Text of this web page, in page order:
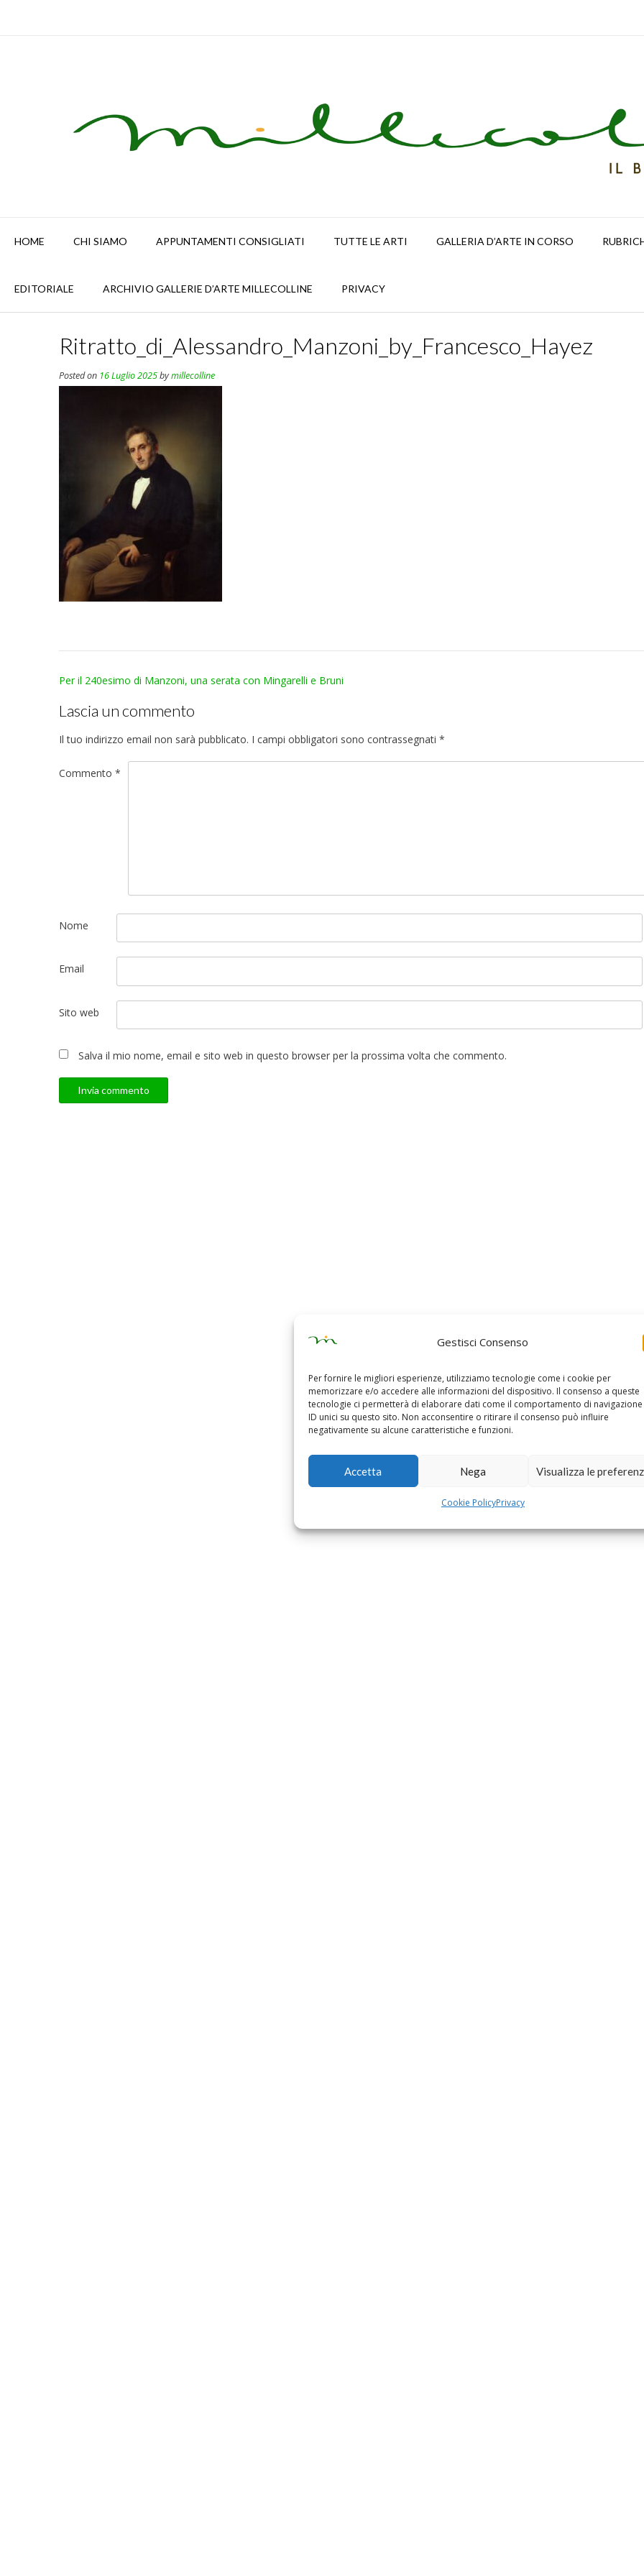
Gestisci Consenso
Per fornire le migliori esperienze, utilizziamo tecnologie come i cookie per
memorizzare e/o accedere alle informazioni del dispositivo. Il consenso a queste
tecnologie ci permetterà di elaborare dati come il comportamento di
ID unici su questo sito. Non acconsentire o ritirare il consenso può influire
negativamente su alcune caratteristiche e funzioni.
Accetta Nega Visualizza le
Cookie PolicyPrivacy
HOME CHI SIAMO APPUNTAMENTI CONSIGLIATI TUTTE LE ARTI GALLERIA D’ARTE IN CORSO
EDITORIALE ARCHIVIO GALLERIE D’ARTE MILLECOLLINE PRIVACY
Ritratto_di_Alessandro_Manzoni_by_Francesco_Hayez
Posted on 16 Luglio 2025bymillecolline
Post
Per il 240esimo di Manzoni, una serata con Mingarelli e Bruni
Lascia un commento
Il tuo indirizzo email non sarà pubblicato. I campi obbligatori sono contrassegnati *
Commento *
Nome
Email
Sito web
Salva il mio nome, email e sito web in questo browser per la prossima volta che commento.